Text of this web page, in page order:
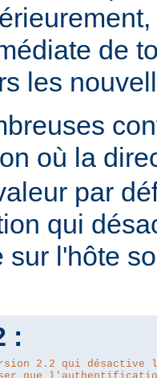
de
les
où la
par
qui
sur l'hôte
:
2.2 qui désactive